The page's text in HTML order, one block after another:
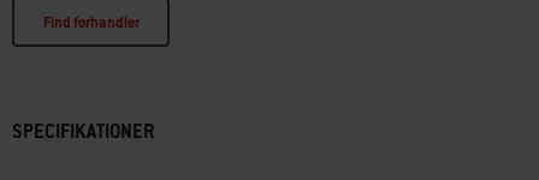
Find forhandler
SPECIFIKATIONER